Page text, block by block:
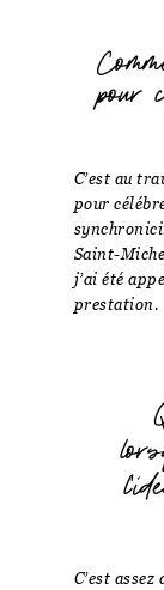
pour
C’est au
pour
Saint-
j’ai été
prestation.
C’est